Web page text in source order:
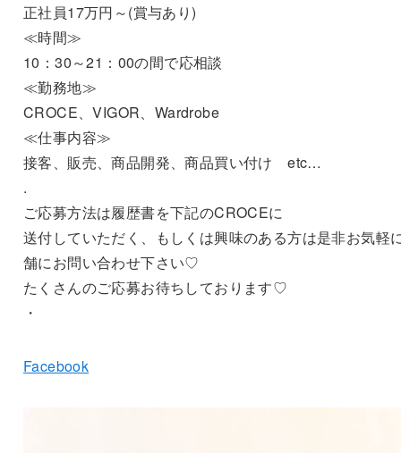
正社員17万円～(賞与あり)
≪時間≫
10：30～21：00の間で応相談
≪勤務地≫
CROCE、VIGOR、Wardrobe
≪仕事内容≫
接客、販売、商品開発、商品買い付け etc…
.
ご応募方法は履歴書を下記のCROCEに
送付していただく、もしくは興味のある方は是非お気軽
舗にお問い合わせ下さい♡
たくさんのご応募お待ちしております♡
・
Facebook